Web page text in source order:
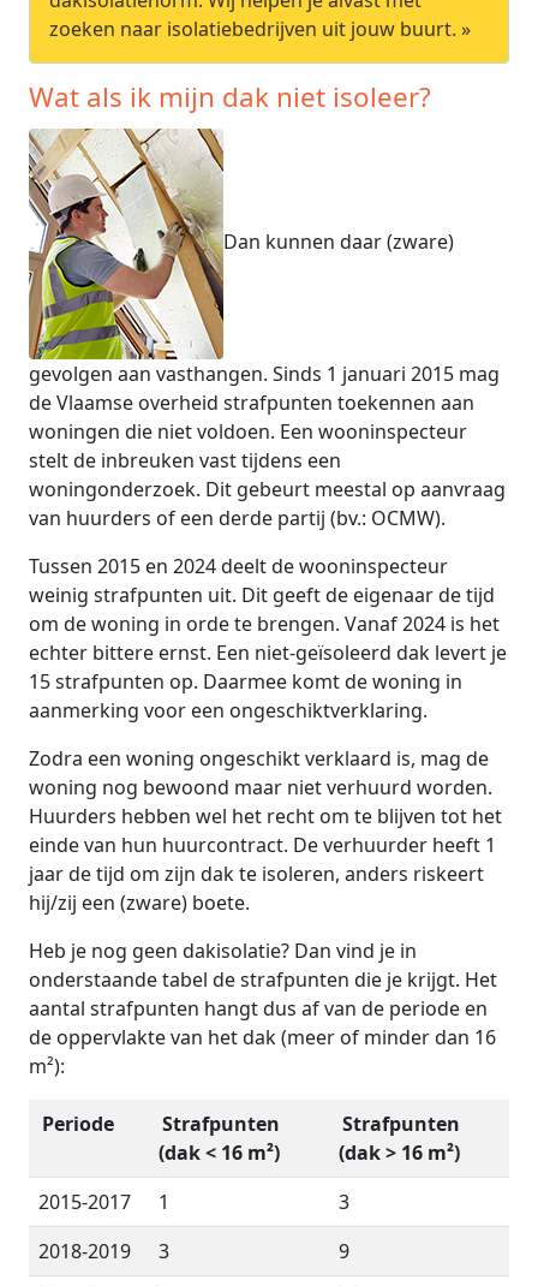
zoeken naar isolatiebedrijven uit jouw buurt. »
Wat als ik mijn dak niet isoleer?
Dan kunnen daar (zware)
gevolgen aan vasthangen. Sinds 1 januari 2015 mag
de Vlaamse overheid strafpunten toekennen aan
woningen die niet voldoen. Een wooninspecteur
stelt de inbreuken vast tijdens een
woningonderzoek. Dit gebeurt meestal op aanvraag
van huurders of een derde partij (bv.: OCMW).
Tussen 2015 en 2024 deelt de wooninspecteur
weinig strafpunten uit. Dit geeft de eigenaar de tijd
om de woning in orde te brengen. Vanaf 2024 is het
echter bittere ernst. Een niet-geïsoleerd dak levert je
15 strafpunten op. Daarmee komt de woning in
aanmerking voor een ongeschiktverklaring.
Zodra een woning ongeschikt verklaard is, mag de
woning nog bewoond maar niet verhuurd worden.
Huurders hebben wel het recht om te blijven tot het
einde van hun huurcontract. De verhuurder heeft 1
jaar de tijd om zijn dak te isoleren, anders riskeert
hij/zij een (zware) boete.
Heb je nog geen dakisolatie? Dan vind je in
onderstaande tabel de strafpunten die je krijgt. Het
aantal strafpunten hangt dus af van de periode en
de oppervlakte van het dak (meer of minder dan 16
m²):
Periode
Strafpunten
(dak < 16 m²)
Strafpunten
(dak > 16 m²)
2015-2017
1
3
2018-2019
3
9